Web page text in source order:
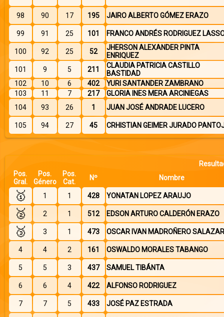
98 90 17 195 JAIRO ALBERTO GÓMEZ ERAZO
99 91 25 101 FRANCO ANDRÉS RODRIGUEZ
100 92 25 52
JHERSON ALEXANDER PINTA
ENRIQUEZ
101
9 5 211
CLAUDIA PATRICIA CASTILLO
BASTIDAD
102
10 6 402
YURI SANTANDER ZAMBRANO
103
11 7 217
GLORIA INES MERA ARCINIEGAS
104
93 26 1 JUAN JOSÉ ANDRADE LUCERO
105 94 27 45 CRHISTIAN GEIMER JURADO
Pos.
Gral.
Pos.
Género
Pos.
Cat.
Nº Nombre
🥇 1 1 428 YONATAN LOPEZ ARAUJO
🥈 2 1 512 EDSON ARTURO CALDERÓN ERAZO
🥉 3 1 473 OSCAR IVAN MADROÑERO SALAZAR
4 4 2 161 OSWALDO MORALES TABANGO
5 5 3 437 SAMUEL TIBÁNTA
6 6 4 422 ALFONSO RODRIGUEZ
7 7 5 433 JOSÉ PAZ ESTRADA